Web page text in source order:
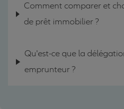
Comment comparer et
de prêt immobilier ?
Qu'est-ce que la
emprunteur ?